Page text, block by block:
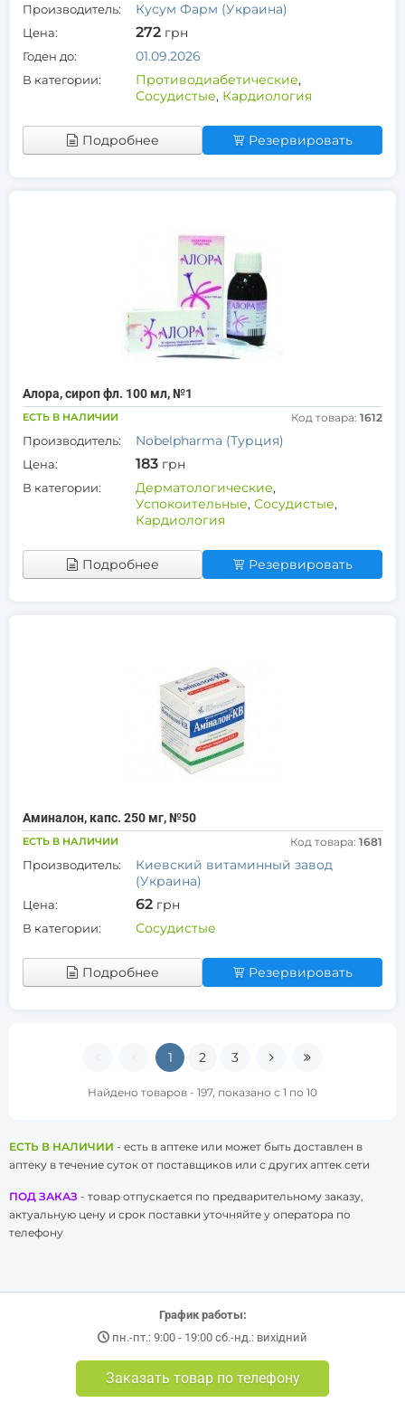
Производитель: Кусум Фарм (Украина)
Цена: 272 грн
Годен до: 01.09.2026
В категории: Противодиабетические,
Сосудистые, Кардиология
Подробнее Резервировать
Алора, сироп фл. 100 мл, №1
ЕСТЬ В НАЛИЧИИ Код товара: 1612
Производитель: Nobelpharma (Турция)
Цена: 183 грн
В категории: Дерматологические,
Успокоительные, Сосудистые,
Кардиология
Подробнее Резервировать
Аминалон, капс. 250 мг, №50
ЕСТЬ В НАЛИЧИИ Код товара: 1681
Производитель:
Киевский витаминный завод
(Украина)
Цена: 62 грн
В категории: Сосудистые
Подробнее Резервировать
1 2 3
Найдено товаров - 197, показано с 1 по 10
ЕСТЬ В НАЛИЧИИ - есть в аптеке или может быть доставлен в
аптеку в течение суток от поставщиков или с других аптек сети
ПОД ЗАКАЗ - товар отпускается по предварительному заказу,
актуальную цену и срок поставки уточняйте у оператора по
телефону
График работы:
пн.-пт.: 9:00 - 19:00 сб.-нд.: вихідний
Заказать товар по телефону